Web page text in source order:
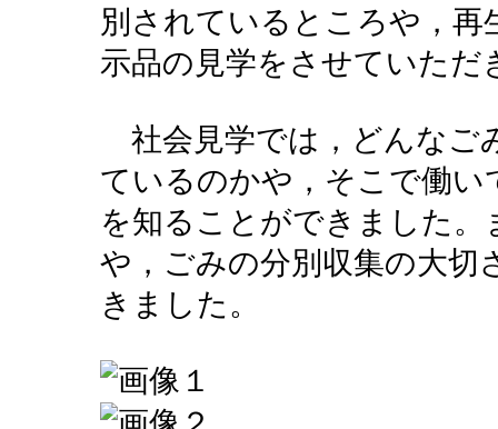
別されているところや，
示品の見学をさせていただ
社会見学では，どんなご
ているのかや，そこで働
を知ることができました
や，ごみの分別収集の大切
きました。